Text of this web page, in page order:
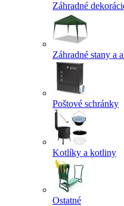
Záhradné
Záhradné stany a
Poštové schránky
Kotlíky a kotliny
Ostatné